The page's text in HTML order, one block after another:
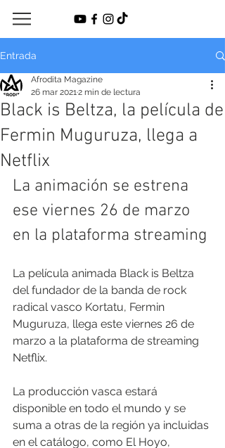
Entrada
Black is Beltza, la película de
Fermin Muguruza, llega a
Netflix
Afrodita Magazine
26 mar 20212 min de lectura
La animación se estrena
ese viernes 26 de marzo
en la plataforma streaming
La película animada Black is Beltza
del fundador de la banda de rock
radical vasco Kortatu, Fermin
Muguruza, llega este viernes 26 de
marzo a la plataforma de streaming
Netflix.
La producción vasca estará
disponible en todo el mundo y se
suma a otras de la región ya incluidas
en el catálogo, como El Hoyo,